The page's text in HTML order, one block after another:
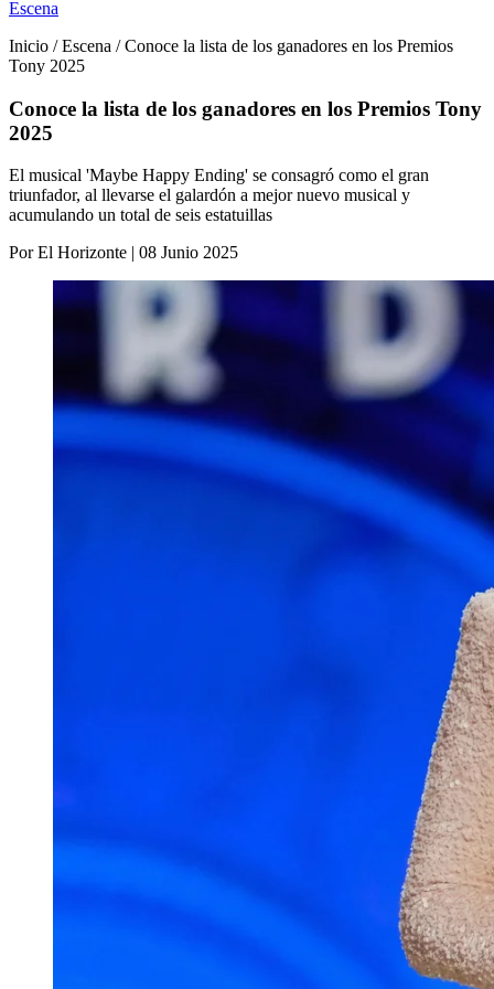
Escena
Inicio / Escena / Conoce la lista de los ganadores en los Premios
Tony 2025
Conoce la lista de los ganadores en los Premios Tony
2025
El musical 'Maybe Happy Ending' se consagró como el gran
triunfador, al llevarse el galardón a mejor nuevo musical y
acumulando un total de seis estatuillas
Por El Horizonte | 08 Junio 2025